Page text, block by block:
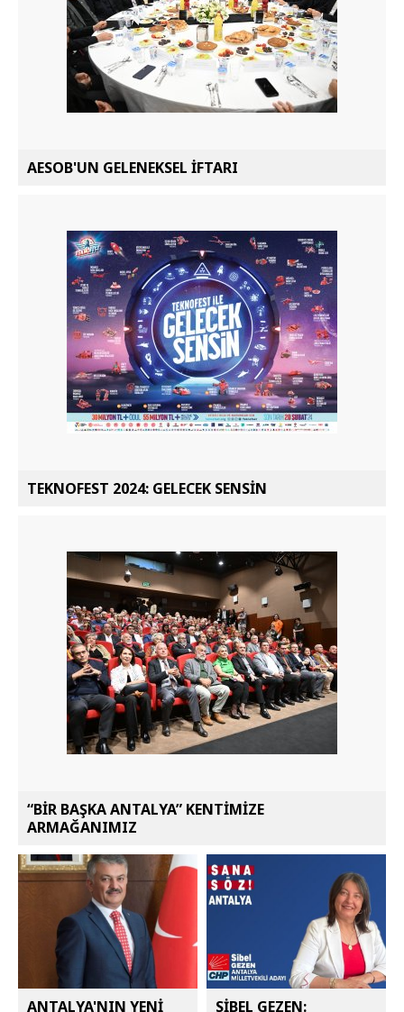
AESOB'UN GELENEKSEL İFTARI
TEKNOFEST 2024: GELECEK SENSİN
“BİR BAŞKA ANTALYA” KENTİMİZE
ARMAĞANIMIZ
ANTALYA'NIN YENİ SİBEL GEZEN: